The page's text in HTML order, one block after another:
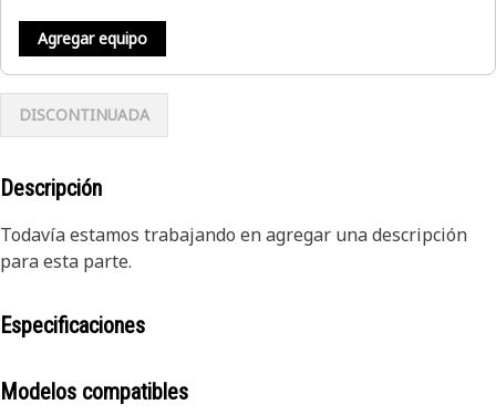
Agregar equipo
DISCONTINUADA
Descripción
Todavía estamos trabajando en agregar una descripción
para esta parte.
Especificaciones
Modelos compatibles